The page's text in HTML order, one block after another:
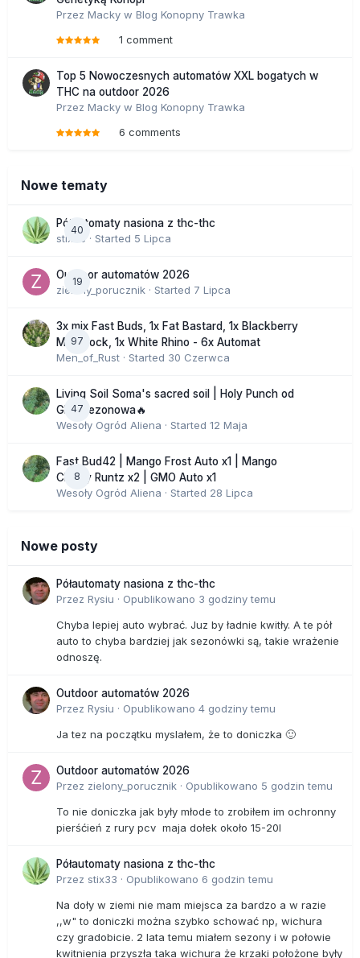
Przez Macky w Blog Konopny Trawka
1 comment
Top 5 Nowoczesnych automatów XXL bogatych w
THC na outdoor 2026
Przez Macky w Blog Konopny Trawka
6 comments
Nowe tematy
40
Półautomaty nasiona z thc-thc
stix33 · Started 5 Lipca
19
Outdoor automatów 2026
zielony_porucznik · Started 7 Lipca
97
3x mix Fast Buds, 1x Fat Bastard, 1x Blackberry
Moonrock, 1x White Rhino - 6x Automat
Men_of_Rust · Started 30 Czerwca
47
Living Soil Soma's sacred soil | Holy Punch od
GHS sezonowa🔥
Wesoły Ogród Aliena · Started 12 Maja
8
Fast Bud42 | Mango Frost Auto x1 | Mango
Cherry Runtz x2 | GMO Auto x1
Wesoły Ogród Aliena · Started 28 Lipca
Nowe posty
Półautomaty nasiona z thc-thc
Przez Rysiu · Opublikowano 3 godziny temu
Chyba lepiej auto wybrać. Juz by ładnie kwitły. A te pół
auto to chyba bardziej jak sezonówki są, takie wrażenie
odnoszę.
Outdoor automatów 2026
Przez Rysiu · Opublikowano 4 godziny temu
Ja tez na początku myslałem, że to doniczka 🙂
Outdoor automatów 2026
Przez zielony_porucznik · Opublikowano 5 godzin temu
To nie doniczka jak były młode to zrobiłem im ochronny
pierśćień z rury pcv maja dołek około 15-20l
Półautomaty nasiona z thc-thc
Przez stix33 · Opublikowano 6 godzin temu
Na doły w ziemi nie mam miejsca za bardzo a w razie
,,w" to doniczki można szybko schować np, wichura
czy gradobicie. 2 lata temu miałem sezony i w połowie
kwitnienia przyszła taka wichura że krzaki położone były